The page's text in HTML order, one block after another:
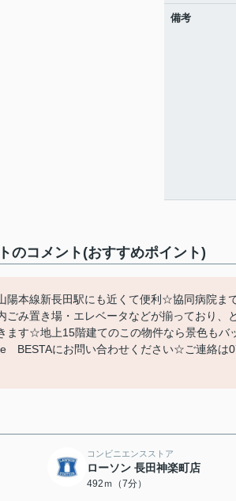
備考
のコメント(おすすめポイント)
陽本線新長田駅にも近くて便利☆協同病院ま
ごみ置き場・エレベータなどが揃っており
ます☆地上15階建てのこの物件なら景色も
BESTAにお問い合わせください☆ご連絡は
コンビニエンスストア
ローソン 長田神楽町店
492ｍ（7分）